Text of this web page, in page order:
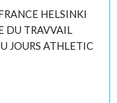
HELSINKI
DU TRAVVAIL
JOURS ATHLETIC